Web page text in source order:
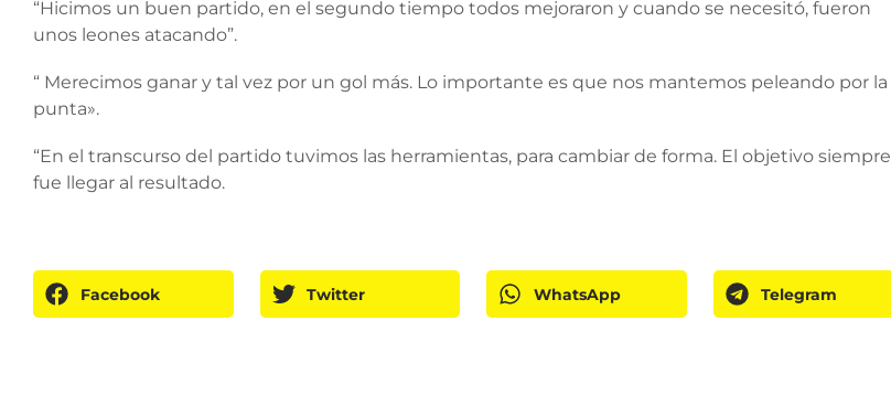
“Hicimos un buen partido, en el segundo tiempo todos mejoraron y cuando se necesitó, fueron
unos leones atacando”.
“ Merecimos ganar y tal vez por un gol más. Lo importante es que nos mantemos peleando por la
punta».
“En el transcurso del partido tuvimos las herramientas, para cambiar de forma. El objetivo siempre
fue llegar al resultado.
Facebook Twitter WhatsApp Telegram